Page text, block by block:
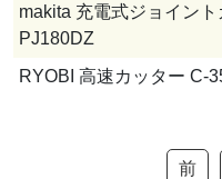
makita 充電式ジョイント
PJ180DZ
RYOBI 高速カッター C-
前